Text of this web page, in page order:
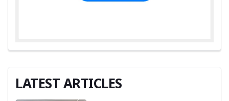
LATEST ARTICLES